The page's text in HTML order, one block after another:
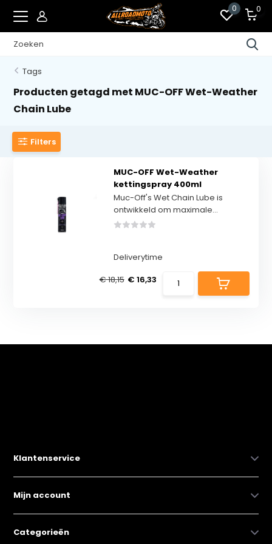
0 0
Tags
Producten getagd met MUC-OFF Wet-Weather
Chain Lube
Filters
MUC-OFF Wet-Weather
kettingspray 400ml
Muc-Off's Wet Chain Lube is
ontwikkeld om maximale...
Deliverytime
€ 18,15 € 16,33
Klantenservice
Mijn account
Categorieën